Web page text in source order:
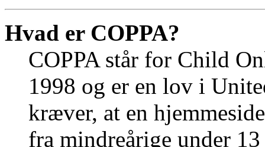
Hvad er COPPA?
COPPA står for Child
1998 og er en lov i
kræver, at en
fra mindreårige under